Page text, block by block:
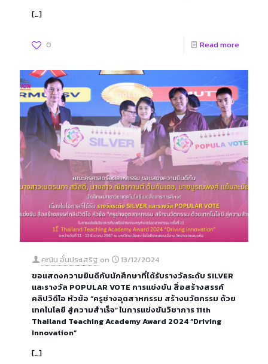
[…]
0 Read more
คณิน อั๋นประเสริฐ on
13/12/2024
ขอแสดงความยินดีกับนักศึกษาที่ได้รับรางวัลระดับ SILVER
และรางวัล POPULAR VOTE การแข่งขัน สื่อสร้างสรรค์
คลิปวิดีโอ หัวข้อ “ครูช่างอุตสาหกรรม สร้างนวัตกรรม ด้วย
เทคโนโลยี สู่ความสำเร็จ” ในการแข่งขันวิชาการ 11th
Thailand Teaching Academy Award 2024 “Driving
Innovation”
[…]